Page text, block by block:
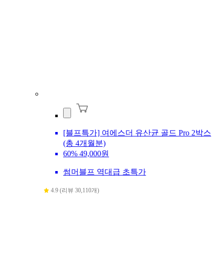
[블프특가] 여에스더 유산균 골드 Pro 2박스
(총 4개월분)
60% 49,000원
썸머블프 역대급 초특가
4.9 (리뷰 30,110개)